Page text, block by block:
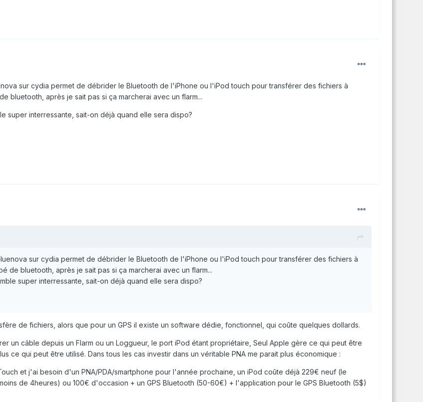
sur cydia permet de débrider le Bluetooth de l'iPhone ou l'iPod touch pour transférer des fichiers à
bluetooth, après je sait pas si ça marcherai avec un flarm...
super interressante, sait-on déjà quand elle sera dispo?
sur cydia permet de débrider le Bluetooth de l'iPhone ou l'iPod touch pour transférer des fichiers à
de bluetooth, après je sait pas si ça marcherai avec un flarm...
super interressante, sait-on déjà quand elle sera dispo?
de fichiers, alors que pour un GPS il existe un software dédie, fonctionnel, qui coûte quelques dollards.
un câble depuis un Flarm ou un Loggueur, le port iPod étant propriétaire, Seul Apple gère ce qui peut être
ce qui peut être utilisé. Dans tous les cas investir dans un véritable PNA me parait plus économique :
et j'ai besoin d'un PNA/PDA/smartphone pour l'année prochaine, un iPod coûte déjà 229€ neuf (le
de 4heures) ou 100€ d'occasion + un GPS Bluetooth (50-60€) + l'application pour le GPS Bluetooth (5$)